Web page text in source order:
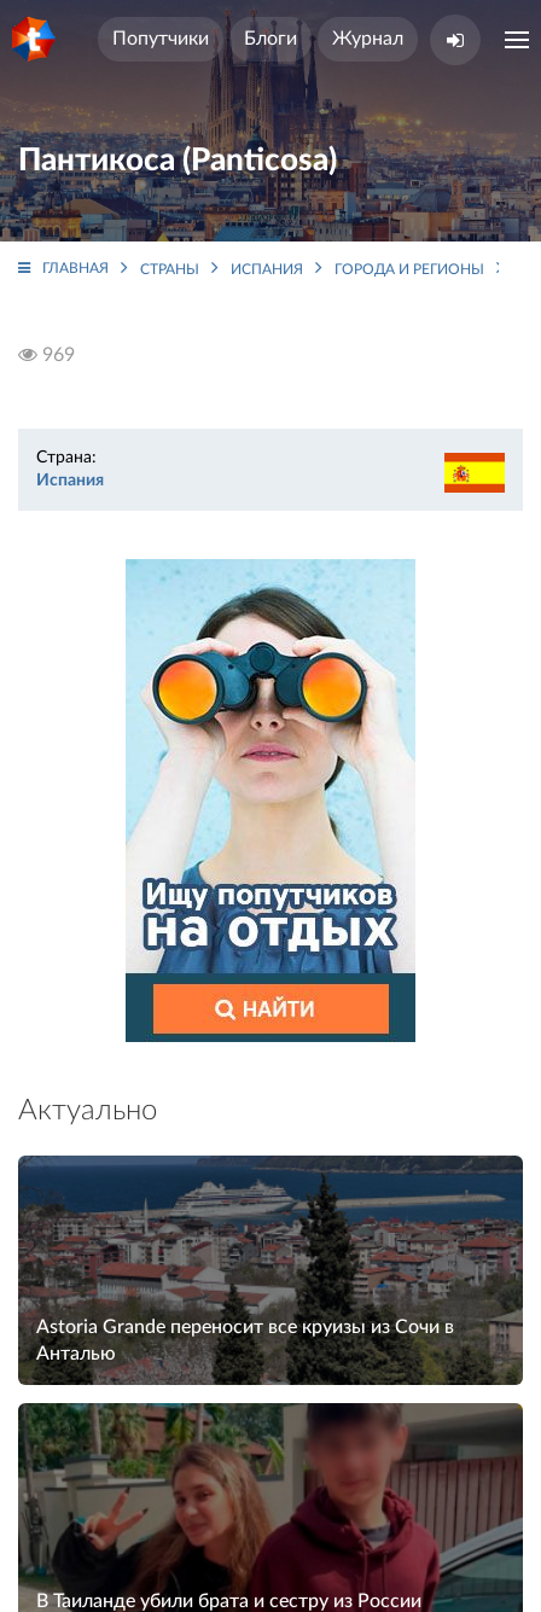
Попутчики Блоги Журнал
Пантикоса (Panticosa)
ГЛАВНАЯ СТРАНЫ ИСПАНИЯ ГОРОДА И РЕГИОНЫ
969
Страна:
Испания
Актуально
Astoria Grande переносит все круизы из Сочи в
Анталью
В Таиланде убили брата и сестру из России